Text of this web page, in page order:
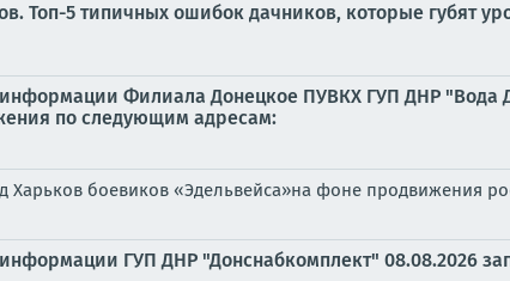
Топ-5 типичных ошибок дачников, которые губят
Филиала Донецкое ПУВКХ ГУП ДНР "Вода
по следующим адресам:
Харьков боевиков «Эдельвейса»на фоне продвижения
ГУП ДНР "Донснабкомплект" 08.08.2026